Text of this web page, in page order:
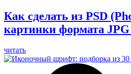
Как сделать из PSD
картинки формата
читать